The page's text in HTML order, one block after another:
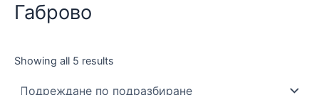
Габрово
Showing all 5 results